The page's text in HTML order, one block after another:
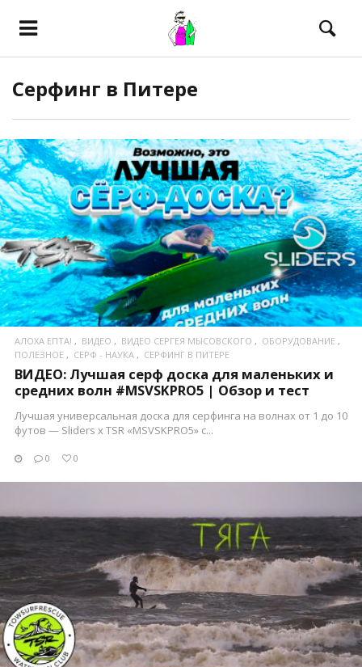
Серфинг в Питере
ПОСМОТРЕТЬ
АЛОХА ЕПТА! ВИДЕО ВИДЕО СЕРГЕЯ МЫСОВСКОГО
ОБОРУДОВАНИЕ
ПОЛЕЗНОЕ
СЕРФ - НАУКА СЕРФИНГ В ПИТЕРЕ
ВИДЕО: Лучшая серф доска для маленьких и
средних волн #MSVSKPRO5 | Обзор и тест
Лучшая универсальная доска для серфинга на волнах от 1 до 10
футов — Sliders x TSR «MSVSKPRO5» с...
0 0
ПОСМОТРЕТЬ